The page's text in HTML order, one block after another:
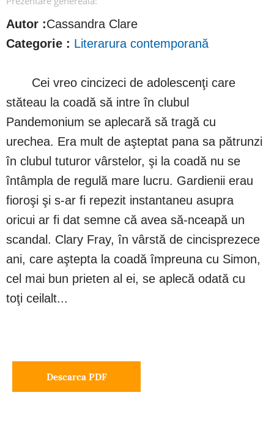
Autor :Cassandra Clare
Categorie : Literarura contemporană
Cei vreo cincizeci de adolescenţi care
stăteau la coadă să intre în clubul
Pandemonium se aplecară să tragă cu
urechea. Era mult de aşteptat pana sa pătrunzi
în clubul tuturor vârstelor, şi la coadă nu se
întâmpla de regulă mare lucru. Gardienii erau
fioroşi şi s-ar fi repezit instantaneu asupra
oricui ar fi dat semne că avea să-nceapă un
scandal. Clary Fray, în vârstă de cincisprezece
ani, care aştepta la coadă împreuna cu Simon,
cel mai bun prieten al ei, se aplecă odată cu
toţi ceilalt...
Descarca PDF